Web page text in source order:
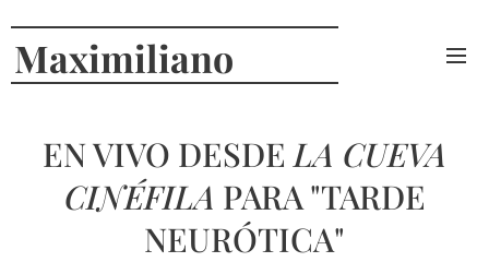
Maximiliano
EN VIVO DESDELA CUEVA
CINÉFILA PARA "TARDE
NEURÓTICA"